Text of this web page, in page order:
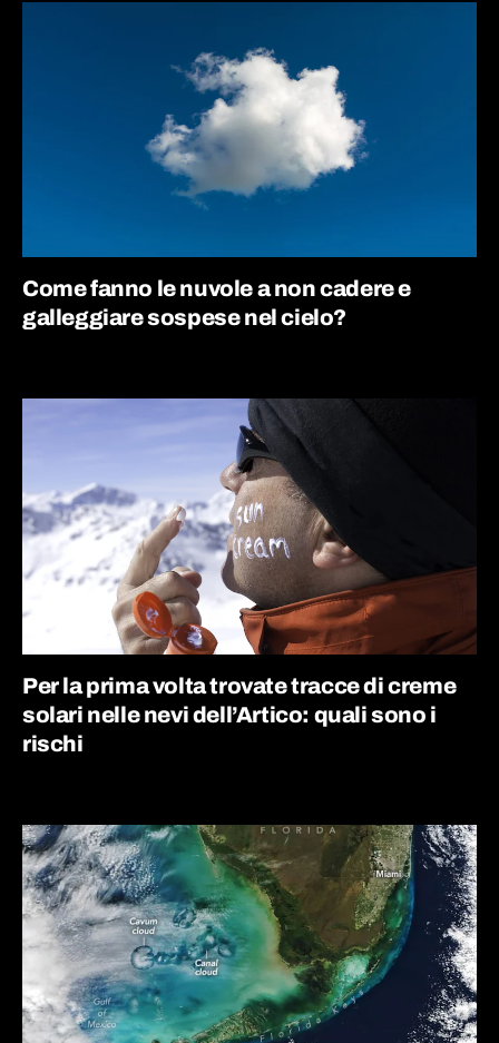
Come fanno le nuvole a non cadere e
galleggiare sospese nel cielo?
Per la prima volta trovate tracce di creme
solari nelle nevi dell’Artico: quali sono i
rischi